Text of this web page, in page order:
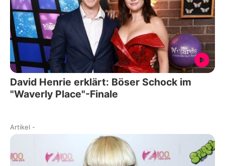
David Henrie erklärt: Böser Schock im
"Waverly Place"-Finale
Artikel -